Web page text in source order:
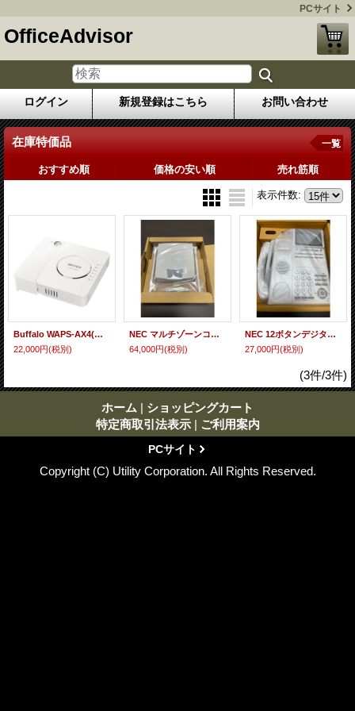
PCサイト
OfficeAdvisor
ログイン 新規登録はこちら お問い合わせ
在庫特価品 一覧
おすすめ順 価格の安い順 売れ筋順
表示件数:
Buffalo WAPS-AX4(特価在庫限り)｜株式会社ユーティリティ
22,000円(税別)
NEC マルチゾーンコードレスアンテナ｜株式会社ユーティリティ
64,000円(税別)
NEC 12ボタンデジタル多機能電話機（白）｜株式会社ユーティリティ
27,000円(税別)
(3件/3件)
ホーム | ショッピングカート
特定商取引法表示 | ご利用案内
PCサイト
Copyright (C) Utility Corporation. All Rights Reserved.